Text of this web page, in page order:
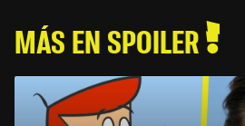
MÁS EN SPOILER